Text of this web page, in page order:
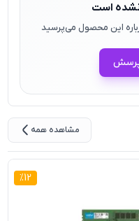
است
این محصول می‌پرسید
پرسش
مشاهده همه
12
%